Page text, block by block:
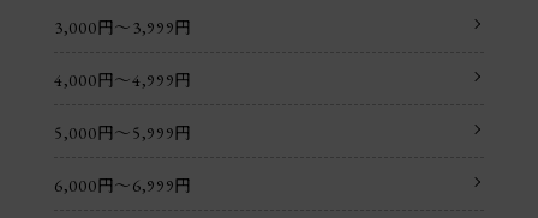
3,000円〜3,999円
4,000円〜4,999円
5,000円〜5,999円
6,000円〜6,999円